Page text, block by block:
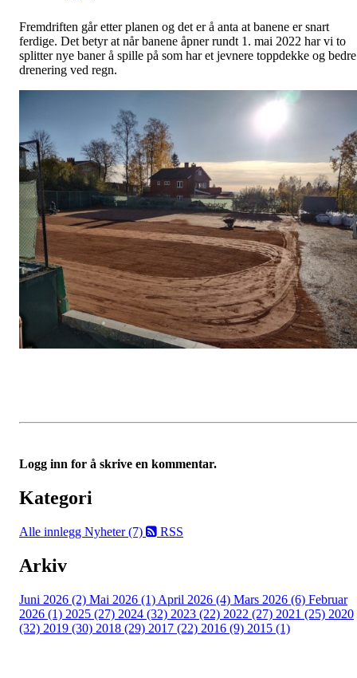
Fremdriften går etter planen og det er å anta at banene er snart
ferdige. Det betyr at når banene åpner rundt 1. mai 2022 har vi to
splitter nye baner å spille på som har et jevnere toppdekke og bedre
drenering ved regn.
Logg inn for å skrive en kommentar.
Kategori
Alle innlegg Nyheter (7) RSS
Arkiv
Juni 2026 (2) Mai 2026 (1) April 2026 (4) Mars 2026 (6) Februar
2026 (1) 2025 (27) 2024 (32) 2023 (22) 2022 (27) 2021 (25) 2020
(32) 2019 (30) 2018 (29) 2017 (22) 2016 (9) 2015 (1)